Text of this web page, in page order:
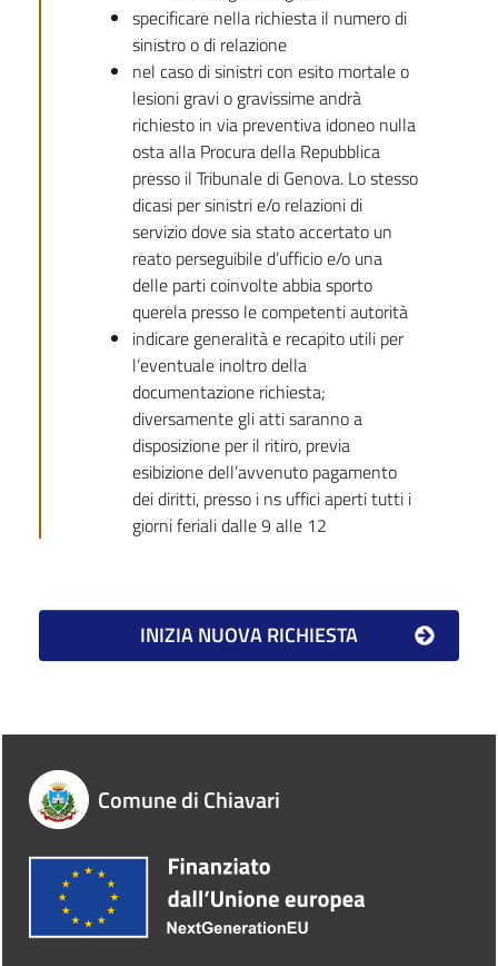
specificare nella richiesta il numero di
sinistro o di relazione
nel caso di sinistri con esito mortale o
lesioni gravi o gravissime andrà
richiesto in via preventiva idoneo nulla
osta alla Procura della Repubblica
presso il Tribunale di Genova. Lo stesso
dicasi per sinistri e/o relazioni di
servizio dove sia stato accertato un
reato perseguibile d’ufficio e/o una
delle parti coinvolte abbia sporto
querela presso le competenti autorità
indicare generalità e recapito utili per
l’eventuale inoltro della
documentazione richiesta;
diversamente gli atti saranno a
disposizione per il ritiro, previa
esibizione dell’avvenuto pagamento
dei diritti, presso i ns uffici aperti tutti i
giorni feriali dalle 9 alle 12
Comune di Chiavari